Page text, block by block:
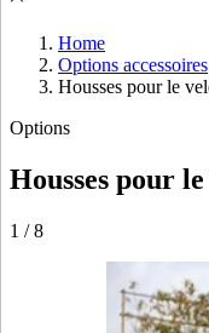
Home
Options accessoires
Housses pour le
Options
Housses pour
1 /8